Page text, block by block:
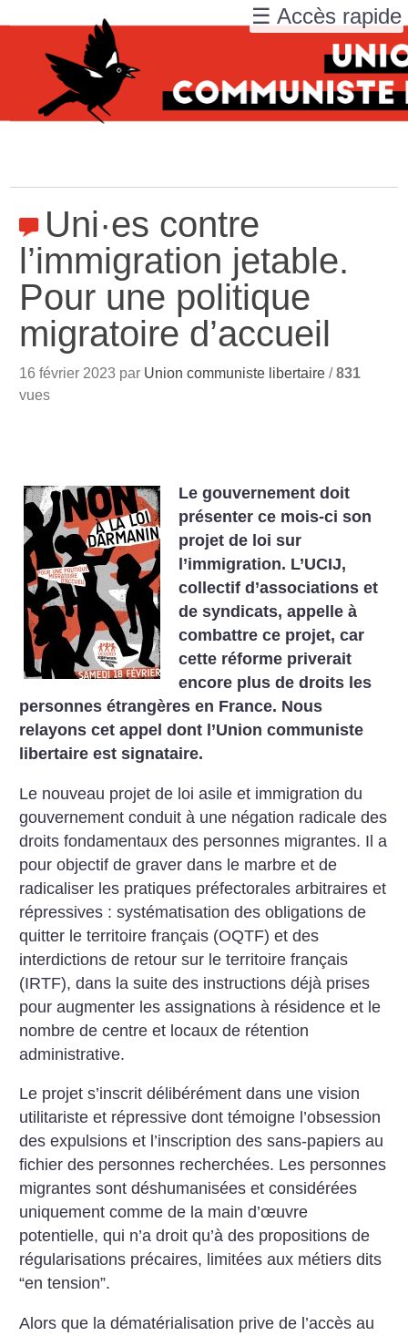
Uni·es contre
l’immigration jetable.
Pour une politique
migratoire d’accueil
16 février 2023 par Union communiste libertaire /831
vues
Le gouvernement doit
présenter ce mois-ci son
projet de loi sur
l’immigration. L’UCIJ,
collectif d’associations et
de syndicats, appelle à
combattre ce projet, car
cette réforme priverait
encore plus de droits les
personnes étrangères en France. Nous
relayons cet appel dont l’Union communiste
libertaire est signataire.
Le nouveau projet de loi asile et immigration du
gouvernement conduit à une négation radicale des
droits fondamentaux des personnes migrantes. Il a
pour objectif de graver dans le marbre et de
radicaliser les pratiques préfectorales arbitraires et
répressives : systématisation des obligations de
quitter le territoire français (OQTF) et des
interdictions de retour sur le territoire français
(IRTF), dans la suite des instructions déjà prises
pour augmenter les assignations à résidence et le
nombre de centre et locaux de rétention
administrative.
Le projet s’inscrit délibérément dans une vision
utilitariste et répressive dont témoigne l’obsession
des expulsions et l’inscription des sans-papiers au
fichier des personnes recherchées. Les personnes
migrantes sont déshumanisées et considérées
uniquement comme de la main d’œuvre
potentielle, qui n’a droit qu’à des propositions de
régularisations précaires, limitées aux métiers dits
“en tension”.
Alors que la dématérialisation prive de l’accès au
☰ Accès rapide